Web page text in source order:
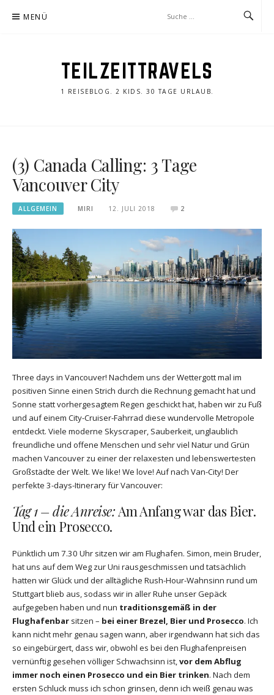
Inhalt MENÜ
TEILZEITTRAVELS
1 REISEBLOG. 2 KIDS. 30 TAGE URLAUB.
(3) Canada Calling: 3 Tage
Vancouver City
ALLGEMEIN MIRI 12. JULI 2018 2
Three days in Vancouver! Nachdem uns der Wettergott mal im
positiven Sinne einen Strich durch die Rechnung gemacht hat und
Sonne statt vorhergesagtem Regen geschickt hat, haben wir zu Fuß
und auf einem City-Cruiser-Fahrrad diese wundervolle Metropole
entdeckt. Viele moderne Skyscraper, Sauberkeit, unglaublich
freundliche und offene Menschen und sehr viel Natur und Grün
machen Vancouver zu einer der relaxesten und lebenswertesten
Großstädte der Welt. We like! We love! Auf nach Van-City! Der
perfekte 3-days-Itinerary für Vancouver:
Tag 1 – die Anreise: Am Anfang war das Bier.
Und ein Prosecco.
Pünktlich um 7.30 Uhr sitzen wir am Flughafen. Simon, mein Bruder,
hat uns auf dem Weg zur Uni rausgeschmissen und tatsächlich
hatten wir Glück und der alltägliche Rush-Hour-Wahnsinn rund um
Stuttgart blieb aus, sodass wir in aller Ruhe unser Gepäck
aufgegeben haben und nun traditionsgemäß in der
Flughafenbar sitzen – bei einer Brezel, Bier und Prosecco. Ich
kann nicht mehr genau sagen wann, aber irgendwann hat sich das
so eingebürgert, dass wir, obwohl es bei den Flughafenpreisen
vernünftig gesehen völliger Schwachsinn ist,vor dem Abflug
immer noch einen Prosecco und ein Bier trinken. Nach dem
ersten Schluck muss ich schon grinsen, denn ich weiß genau was